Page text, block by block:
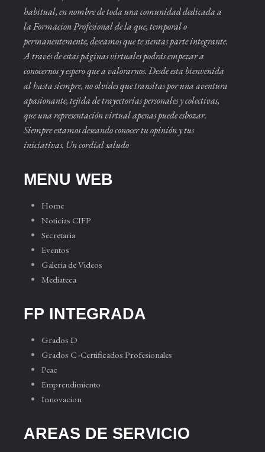
habitual, en nombre de toda una comunidad dedicada a
la Formacion Profesional de la que, temporal o
permanentemente, deseamos que te sientas parte integrante.
A través de estas páginas virtuales podrás empezar a
conocernos y espero que a valorarnos. Desde esta bienvenida
al hasta siempre, no olvides que transitas por una aventura
apasionante, tejida de trayectorias personales y colectivas,
que una representación virtual apenas puede esbozar.
Siempre estamos deseando conocer tu opinión y tus
iniciativas. Un cordial saludo
MENU WEB
Home
Noticias CIFP
Secretaria
Eventos
Galeria de Videos
Mediateca
FP INTEGRADA
Grados D
Grados C -Certificados Profesionales
Peac
Emprendimiento
Innovacion
AREAS DE SERVICIO